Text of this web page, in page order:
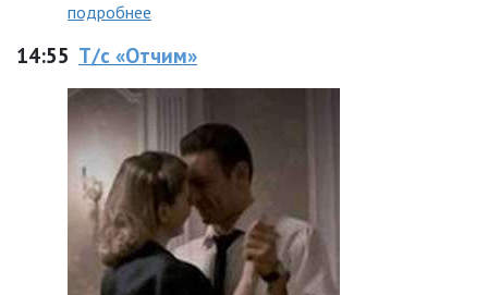
подробнее
14:55 Т/с «Отчим»